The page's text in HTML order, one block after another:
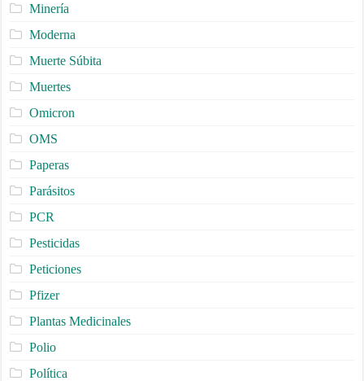
Minería
Moderna
Muerte Súbita
Muertes
Omicron
OMS
Paperas
Parásitos
PCR
Pesticidas
Peticiones
Pfizer
Plantas Medicinales
Polio
Política